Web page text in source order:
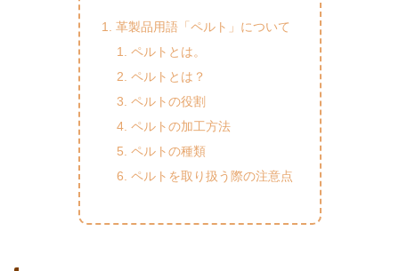
革製品用語「ペルト」について
ペルトとは。
ペルトとは？
ペルトの役割
ペルトの加工方法
ペルトの種類
ペルトを取り扱う際の注意点